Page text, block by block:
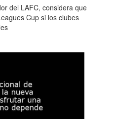
del LAFC, considera que
Cup si los clubes